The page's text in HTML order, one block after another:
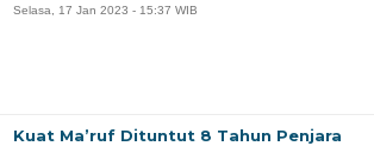
Selasa, 17 Jan 2023 - 15:37 WIB
Kuat Ma’ruf Dituntut 8 Tahun Penjara